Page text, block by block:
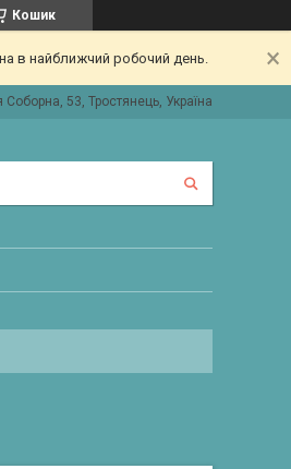
Кошик
в найближчий робочий день.
Соборна, 53, Тростянець, Україна